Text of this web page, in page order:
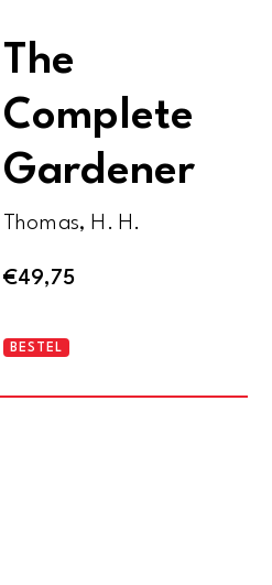
The
Complete
Gardener
Thomas, H. H.
€49,75
The
BESTEL